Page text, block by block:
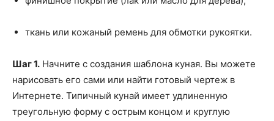
ткань или кожаный ремень для обмотки рукоятки.
Шаг 1. Начните с создания шаблона куная. Вы можете
нарисовать его сами или найти готовый чертеж в
Интернете. Типичный кунай имеет удлиненную
треугольную форму с острым концом и круглую